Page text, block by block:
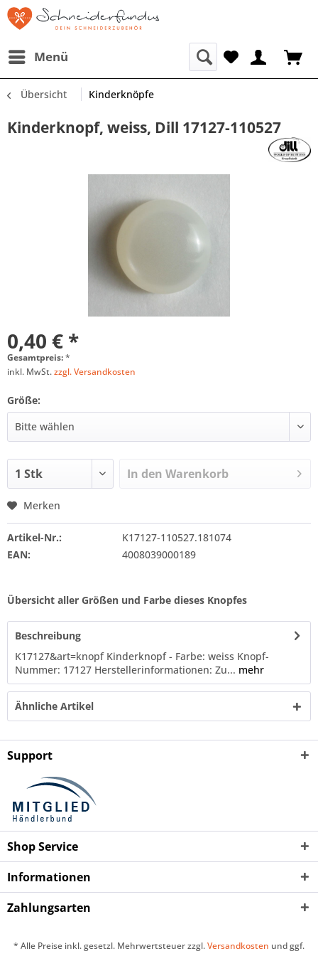
Menü
Übersicht Kinderknöpfe
Kinderknopf, weiss, Dill 17127-110527
0,40 € *
Gesamtpreis:*
inkl. MwSt.zzgl. Versandkosten
Größe:
In den Warenkorb
Merken
Artikel-Nr.:
K17127-110527.181074
EAN:
4008039000189
Übersicht aller Größen und Farbe dieses Knopfes
Beschreibung
K17127&art=knopf Kinderknopf - Farbe: weiss Knopf-
Nummer: 17127 Herstellerinformationen: Zu... mehr
Ähnliche Artikel
Support
Shop Service
Informationen
Zahlungsarten
* Alle Preise inkl. gesetzl. Mehrwertsteuer zzgl.Versandkosten und ggf.